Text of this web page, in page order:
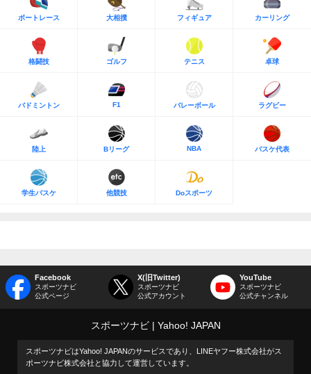
ボートレース 大相撲 フィギュア カーリング
格闘技 ゴルフ テニス 卓球
バドミントン F1 バレーボール ラグビー
陸上 Bリーグ NBA バスケ代表
学生バスケ 他競技 Doスポーツ
Facebook
スポーツナビ
公式ページ
X(旧Twitter)
スポーツナビ
公式アカウント
YouTube
スポーツナビ
公式チャンネル
スポーツナビ Yahoo! JAPAN
スポーツナビはYahoo! JAPANのサービスであり、LINEヤフー株式会社がス
ポーツナビ株式会社と協力して運営しています。